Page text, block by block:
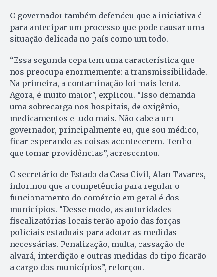
O governador também defendeu que a iniciativa é
para antecipar um processo que pode causar uma
situação delicada no país como um todo.
“Essa segunda cepa tem uma característica que
nos preocupa enormemente: a transmissibilidade.
Na primeira, a contaminação foi mais lenta.
Agora, é muito maior”, explicou. “Isso demanda
uma sobrecarga nos hospitais, de oxigênio,
medicamentos e tudo mais. Não cabe a um
governador, principalmente eu, que sou médico,
ficar esperando as coisas acontecerem. Tenho
que tomar providências”, acrescentou.
O secretário de Estado da Casa Civil, Alan Tavares,
informou que a competência para regular o
funcionamento do comércio em geral é dos
municípios. “Desse modo, as autoridades
fiscalizatórias locais terão apoio das forças
policiais estaduais para adotar as medidas
necessárias. Penalização, multa, cassação de
alvará, interdição e outras medidas do tipo ficarão
a cargo dos municípios”, reforçou.